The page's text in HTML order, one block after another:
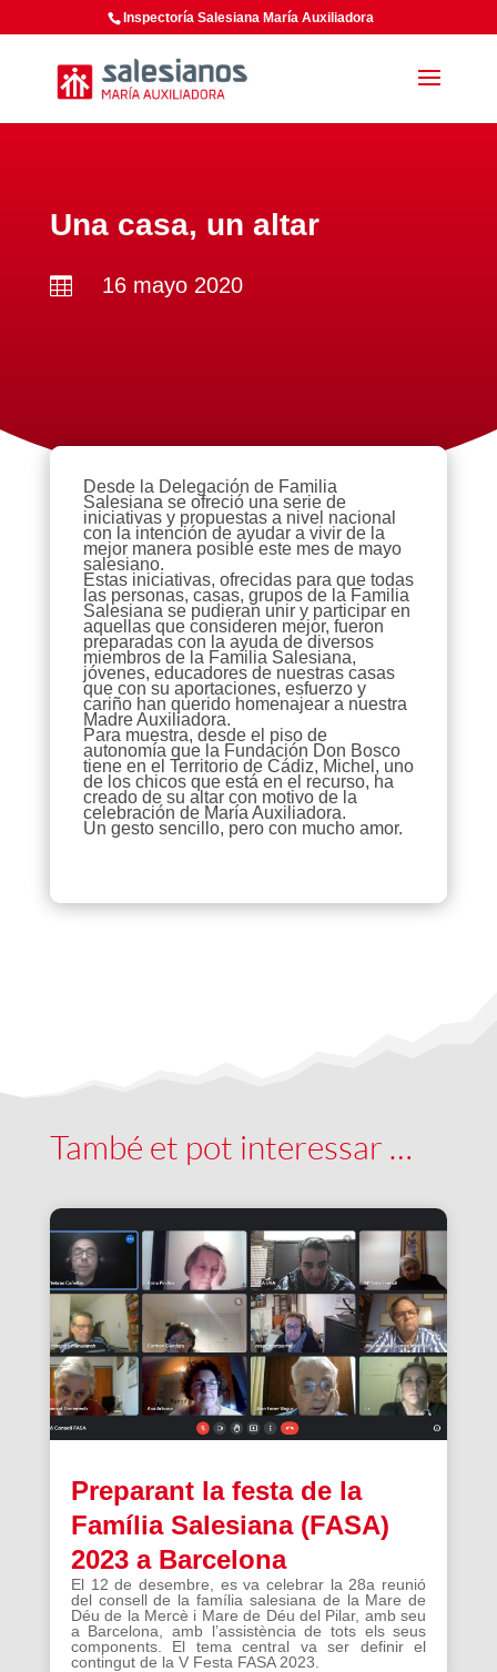
Inspectoría Salesiana María Auxiliadora
Una casa, un altar
 16 mayo 2020
Desde la Delegación de Familia
Salesiana se ofreció una serie de
iniciativas y propuestas a nivel nacional
con la intención de ayudar a vivir de la
mejor manera posible este mes de mayo
salesiano.
Estas iniciativas, ofrecidas para que todas
las personas, casas, grupos de la Familia
Salesiana se pudieran unir y participar en
aquellas que consideren mejor, fueron
preparadas con la ayuda de diversos
miembros de la Familia Salesiana,
jóvenes, educadores de nuestras casas
que con su aportaciones, esfuerzo y
cariño han querido homenajear a nuestra
Madre Auxiliadora.
Para muestra, desde el piso de
autonomía que la Fundación Don Bosco
tiene en el Territorio de Cádiz, Michel, uno
de los chicos que está en el recurso, ha
creado de su altar con motivo de la
celebración de María Auxiliadora.
Un gesto sencillo, pero con mucho amor.
També et pot interessar …
Preparant la festa de la
Família Salesiana (FASA)
2023 a Barcelona
El 12 de desembre, es va celebrar la 28a reunió
del consell de la família salesiana de la Mare de
Déu de la Mercè i Mare de Déu del Pilar, amb seu
a Barcelona, amb l’assistència de tots els seus
components. El tema central va ser definir el
contingut de la V Festa FASA 2023.